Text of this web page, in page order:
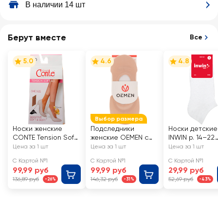
В наличии 14 шт
Берут вместе Все
5.0
Носки женские
CONTE Tension Soft
40 den, natural, Арт.
Цена за 1 шт
С Картой №1
99,99 руб
136,89 руб -26%
Выбор размера
4.6
Подследники
женские OEMEN с
силиконовой
бежевые, Арт.
KP006
Цена за 1 шт
С Картой №1
99,99 руб
146,32 руб -31%
4.8
Носки детские
INWIN р. 14–22
низкая
01-LW
Цена за 1 шт
С Картой №1
29,99 руб
52,69 руб -43%